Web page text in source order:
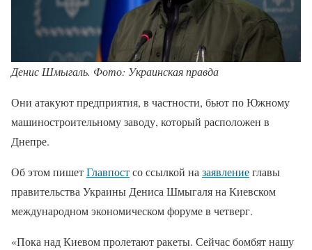
Денис Шмыгаль. Фото: Украинская правда
Они атакуют предприятия, в частности, бьют по Южному
машиностроительному заводу, который расположен в
Днепре.
Об этом пишетГлавпостсо ссылкой назаявлениеглавы
правительства Украины Дениса Шмыгаля на Киевском
международном экономическом форуме в четверг.
«Пока над Киевом пролетают ракеты. Сейчас бомбят нашу